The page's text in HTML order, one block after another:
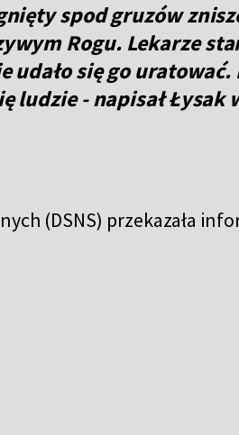
spod gruzów
Rogu. Lekarze
udało się go uratować.
ludzie - napisał Łysak
(DSNS) przekazała